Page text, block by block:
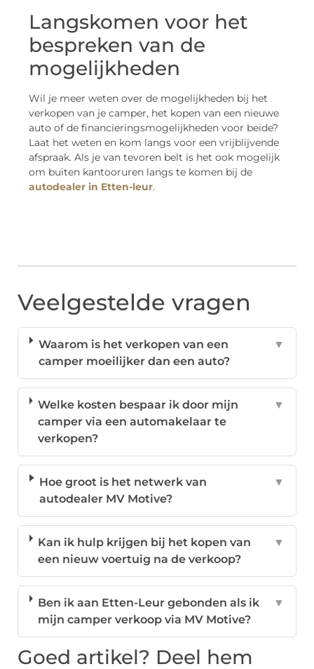
Langskomen voor het
bespreken van de
mogelijkheden
Wil je meer weten over de mogelijkheden bij het
verkopen van je camper, het kopen van een nieuwe
auto of de financieringsmogelijkheden voor beide?
Laat het weten en kom langs voor een vrijblijvende
afspraak. Als je van tevoren belt is het ook mogelijk
om buiten kantooruren langs te komen bij de
autodealer in Etten-leur.
Veelgestelde vragen
Waarom is het verkopen van een
camper moeilijker dan een auto?
▼
Welke kosten bespaar ik door mijn
camper via een automakelaar te
verkopen?
▼
Hoe groot is het netwerk van
autodealer MV Motive?
▼
Kan ik hulp krijgen bij het kopen van
een nieuw voertuig na de verkoop?
▼
Ben ik aan Etten-Leur gebonden als ik
mijn camper verkoop via MV Motive?
▼
Goed artikel? Deel hem